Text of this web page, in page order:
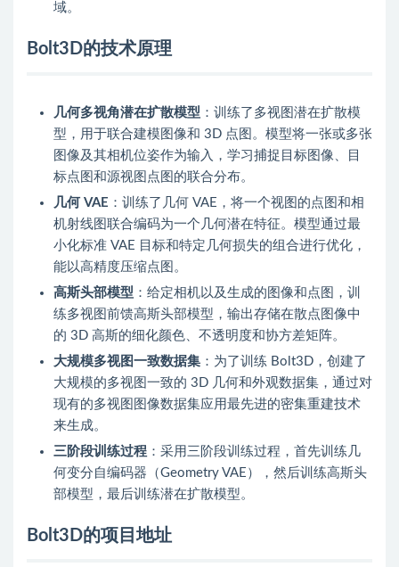
域。
Bolt3D的技术原理
几何多视角潜在扩散模型 ：训练了多视图潜在扩散模
型，用于联合建模图像和 3D 点图。模型将一张或多张
图像及其相机位姿作为输入，学习捕捉目标图像、目
标点图和源视图点图的联合分布。
几何 VAE ：训练了几何 VAE，将一个视图的点图和相
机射线图联合编码为一个几何潜在特征。模型通过最
小化标准 VAE 目标和特定几何损失的组合进行优化，
能以高精度压缩点图。
高斯头部模型 ：给定相机以及生成的图像和点图，训
练多视图前馈高斯头部模型，输出存储在散点图像中
的 3D 高斯的细化颜色、不透明度和协方差矩阵。
大规模多视图一致数据集 ：为了训练 Bolt3D，创建了
大规模的多视图一致的 3D 几何和外观数据集，通过对
现有的多视图图像数据集应用最先进的密集重建技术
来生成。
三阶段训练过程 ：采用三阶段训练过程，首先训练几
何变分自编码器（Geometry VAE），然后训练高斯头
部模型，最后训练潜在扩散模型。
Bolt3D的项目地址